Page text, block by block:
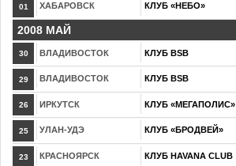
01 ХАБАРОВСК КЛУБ «НЕБО»
2008 МАЙ
30 ВЛАДИВОСТОК КЛУБ BSB
29 ВЛАДИВОСТОК КЛУБ BSB
26 ИРКУТСК КЛУБ «МЕГАПОЛИС»
25 УЛАН-УДЭ КЛУБ «БРОДВЕЙ»
23 КРАСНОЯРСК КЛУБ HAVANA CLUB